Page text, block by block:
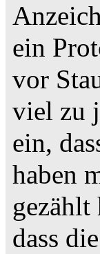
ein
vor
viel zu
ein,
haben
dass